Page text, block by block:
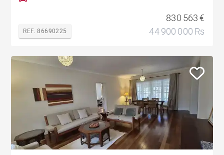
REF. 86690225
830 563 €
44 900 000 Rs